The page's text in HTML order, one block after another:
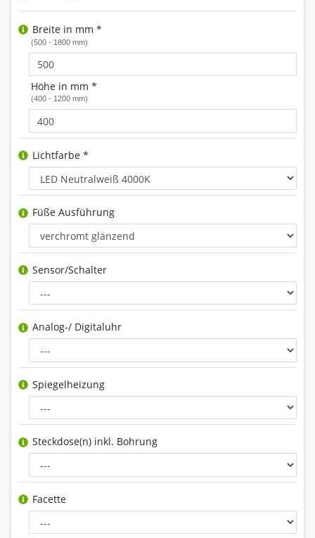
Breite in mm *
(500 - 1800 mm)
Höhe in mm *
(400 - 1200 mm)
Lichtfarbe *
Füße Ausführung
Sensor/Schalter
Analog-/ Digitaluhr
Spiegelheizung
Steckdose(n) inkl. Bohrung
Facette